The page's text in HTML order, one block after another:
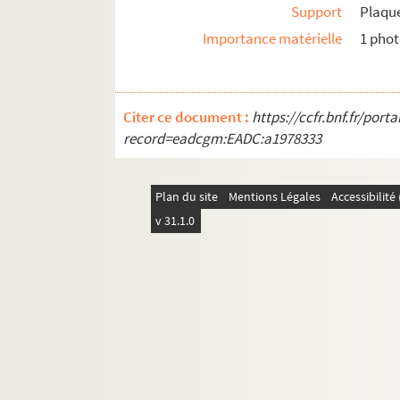
GM 558. Femme devant un chevalet
GM 559. Intérieur d'un musée ou d'un
GM 561. Homme assis sur la
GM 562. Homme avec fusil visant un
GM 563. Château bordé de douves
Boîte n°8
Boîte n°9
Support
Importance matérielle
1
Citer ce document : https://ccfr.bnf.fr/
record=eadcgm:EADC:a1978333
Plan du site Mentions Légales
v 31.1.0